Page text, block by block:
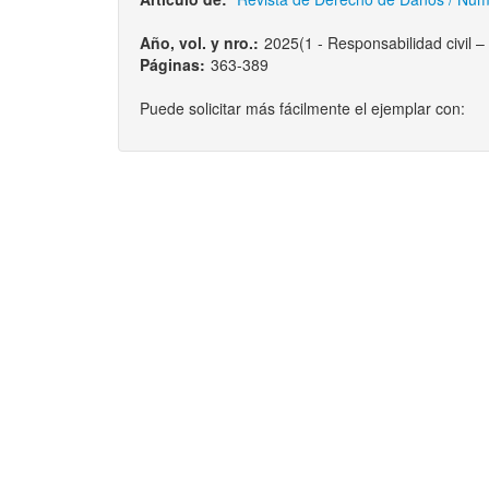
Año, vol. y nro.: 2025(1 - Responsabilidad civil –
Páginas: 363-389
Puede solicitar más fácilmente el ejemplar con: